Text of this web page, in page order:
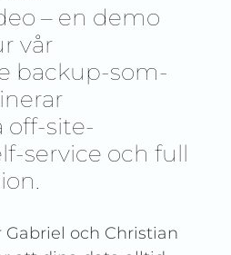
– en demo
vår
backup-som-
off-site-
service och full
Gabriel och Christian